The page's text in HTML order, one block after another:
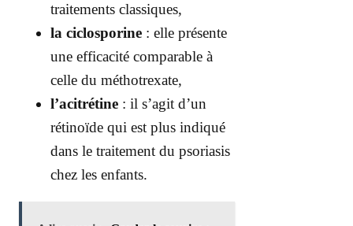
traitements classiques,
la ciclosporine : elle présente
une efficacité comparable à
celle du méthotrexate,
l’acitrétine : il s’agit d’un
rétinoïde qui est plus indiqué
dans le traitement du psoriasis
chez les enfants.